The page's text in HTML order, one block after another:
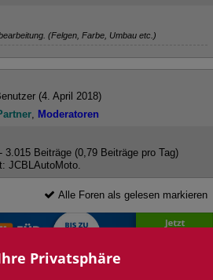
(Felgen, Farbe, Umbau etc.)
(4. April 2018)
Moderatoren
Beiträge (0,79 Beiträge pro Tag)
JCBLAutoMoto
Alle Foren als gelesen markieren
Privatsphäre